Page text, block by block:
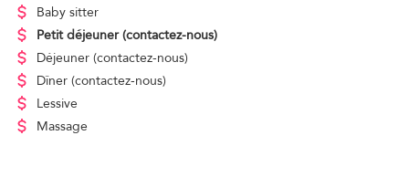
Baby sitter
Petit déjeuner (contactez-nous)
Déjeuner (contactez-nous)
Dîner (contactez-nous)
Lessive
Massage